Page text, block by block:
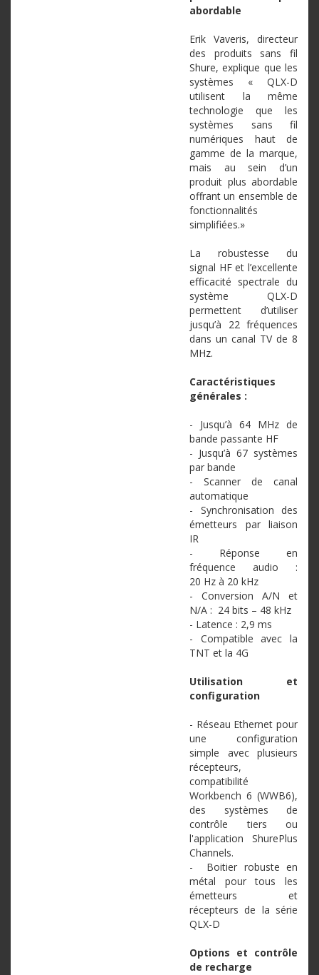
abordable
Erik Vaveris, directeur
des produits sans fil
Shure, explique que les
systèmes « QLX-D
utilisent la même
technologie que les
systèmes sans fil
numériques haut de
gamme de la marque,
mais au sein d’un
produit plus abordable
offrant un ensemble de
fonctionnalités
simplifiées.»
La robustesse du
signal HF et l’excellente
efficacité spectrale du
système QLX-D
permettent d’utiliser
jusqu’à 22 fréquences
dans un canal TV de 8
MHz.
Caractéristiques
générales :
- Jusqu’à 64 MHz de
bande passante HF
- Jusqu’à 67 systèmes
par bande
- Scanner de canal
automatique
- Synchronisation des
émetteurs par liaison
IR
- Réponse en
fréquence audio :
20 Hz à 20 kHz
- Conversion A/N et
N/A : 24 bits – 48 kHz
- Latence : 2,9 ms
- Compatible avec la
TNT et la 4G
Utilisation et
configuration
- Réseau Ethernet pour
une configuration
simple avec plusieurs
récepteurs,
compatibilité
Workbench 6 (WWB6),
des systèmes de
contrôle tiers ou
l'application ShurePlus
Channels.
- Boitier robuste en
métal pour tous les
émetteurs et
récepteurs de la série
QLX-D
Options et contrôle
de recharge